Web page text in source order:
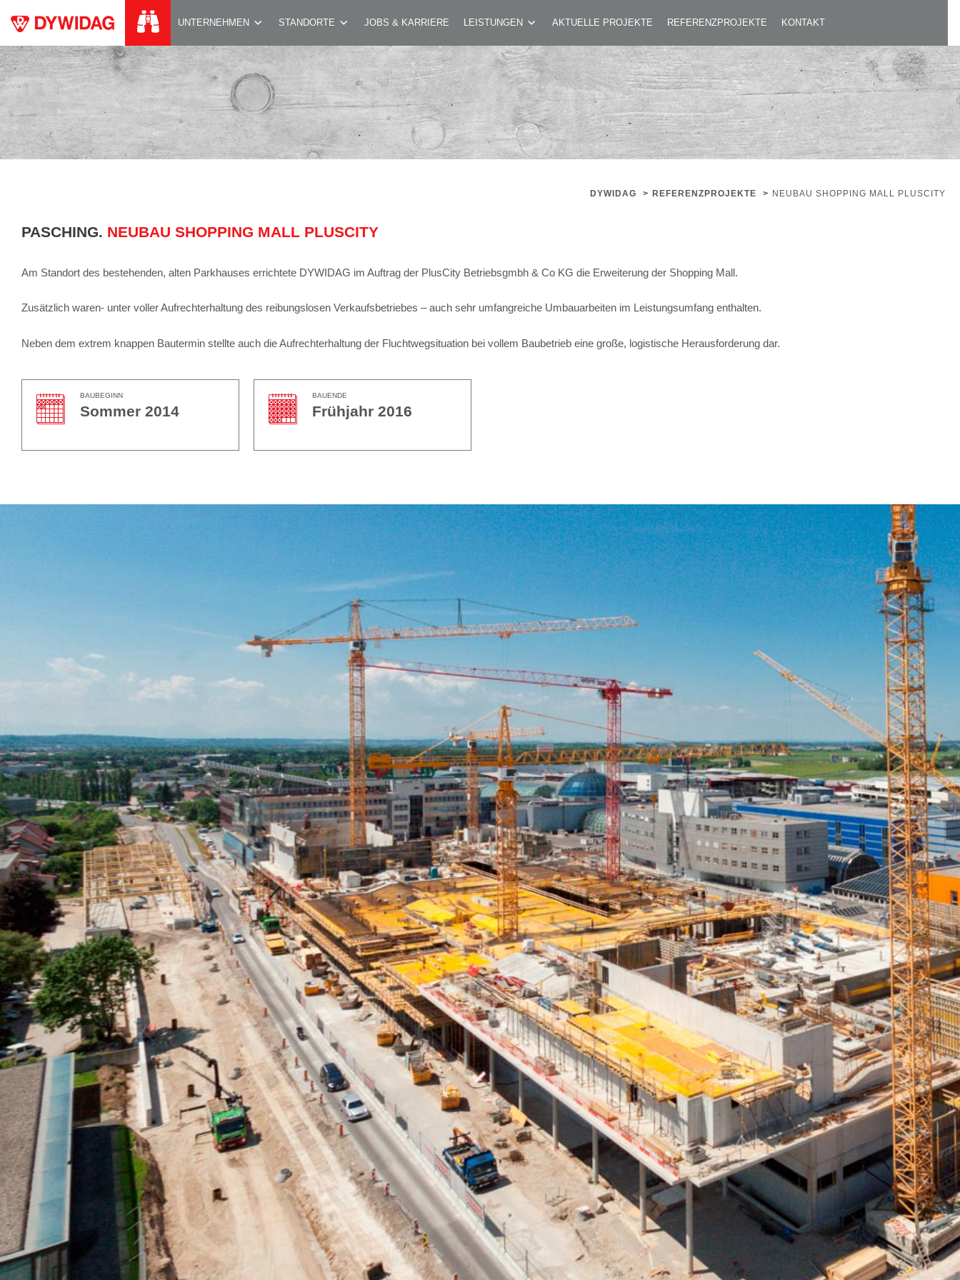
UNTERNEHMEN STANDORTE JOBS & KARRIERE LEISTUNGEN AKTUELLE PROJEKTE REFERENZPROJEKTE KONTAKT
NEUBAU SHOPPING MALL PLUSCITY
DYWIDAG > REFERENZPROJEKTE > NEUBAU SHOPPING MALL PLUSCITY
PASCHING. NEUBAU SHOPPING MALL PLUSCITY
Am Standort des bestehenden, alten Parkhauses errichtete DYWIDAG im Auftrag der PlusCity Betriebsgmbh & Co KG die Erweiterung der Shopping Mall.
Zusätzlich waren- unter voller Aufrechterhaltung des reibungslosen Verkaufsbetriebes – auch sehr umfangreiche Umbauarbeiten im Leistungsumfang enthalten.
Neben dem extrem knappen Bautermin stellte auch die Aufrechterhaltung der Fluchtwegsituation bei vollem Baubetrieb eine große, logistische Herausforderung dar.
BAUBEGINN
Sommer 2014
BAUENDE
Frühjahr 2016